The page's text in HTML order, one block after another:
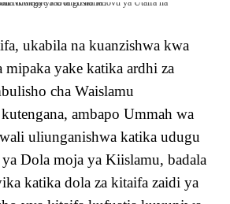
ukabila na kuanzishwa kwa
mipaka yake katika ardhi za
cha Waislamu
ambapo Ummah wa
uliunganishwa katika udugu
Dola moja ya Kiislamu, badala
katika dola za kitaifa zaidi ya